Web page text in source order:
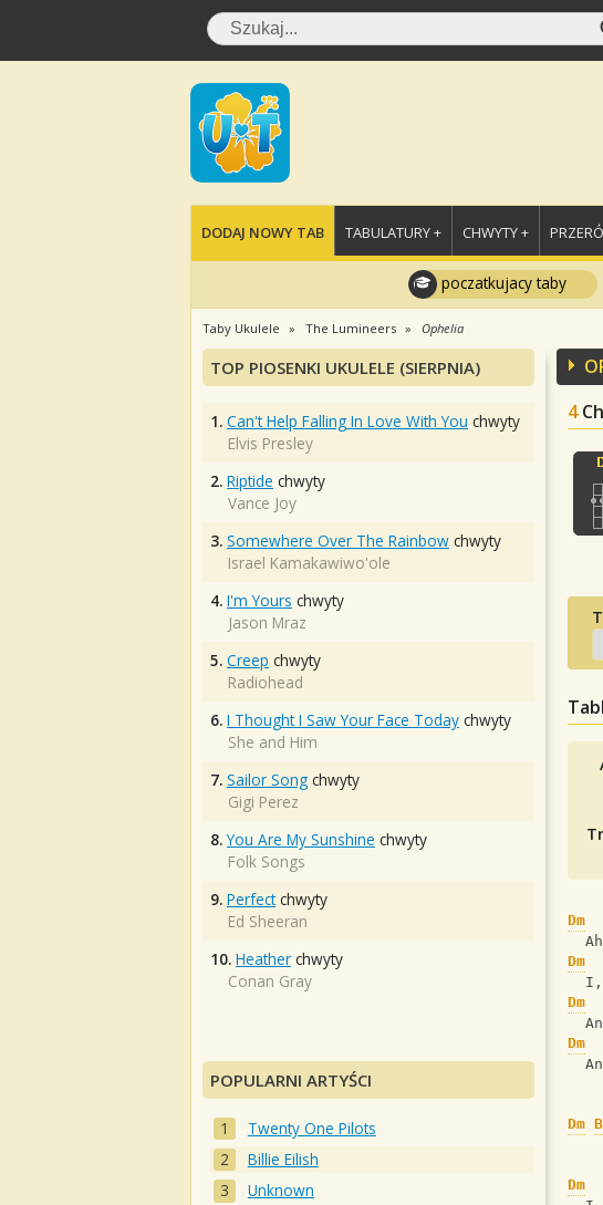
DODAJ NOWY TAB TABULATURY + CHWYTY +
poczatkujacy taby
Taby Ukulele The Lumineers Ophelia
4
Dm
Dm
Dm
Dm
Dm
Dm
TOP PIOSENKI UKULELE (SIERPNIA)
1. Can't Help Falling In Love With You chwyty
Elvis Presley
2. Riptide chwyty
Vance Joy
3. Somewhere Over The Rainbow chwyty
Israel Kamakawiwo'ole
4. I'm Yours chwyty
Jason Mraz
5. Creep chwyty
Radiohead
6. I Thought I Saw Your Face Today chwyty
She and Him
7. Sailor Song chwyty
Gigi Perez
8. You Are My Sunshine chwyty
Folk Songs
9. Perfectchwyty
Ed Sheeran
10. Heather chwyty
Conan Gray
POPULARNI ARTYŚCI
Twenty One Pilots
Billie Eilish
Unknown